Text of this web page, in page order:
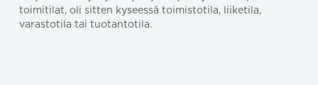
toimitilat, oli sitten kyseessä toimistotila, liiketila,
varastotila tai tuotantotila.